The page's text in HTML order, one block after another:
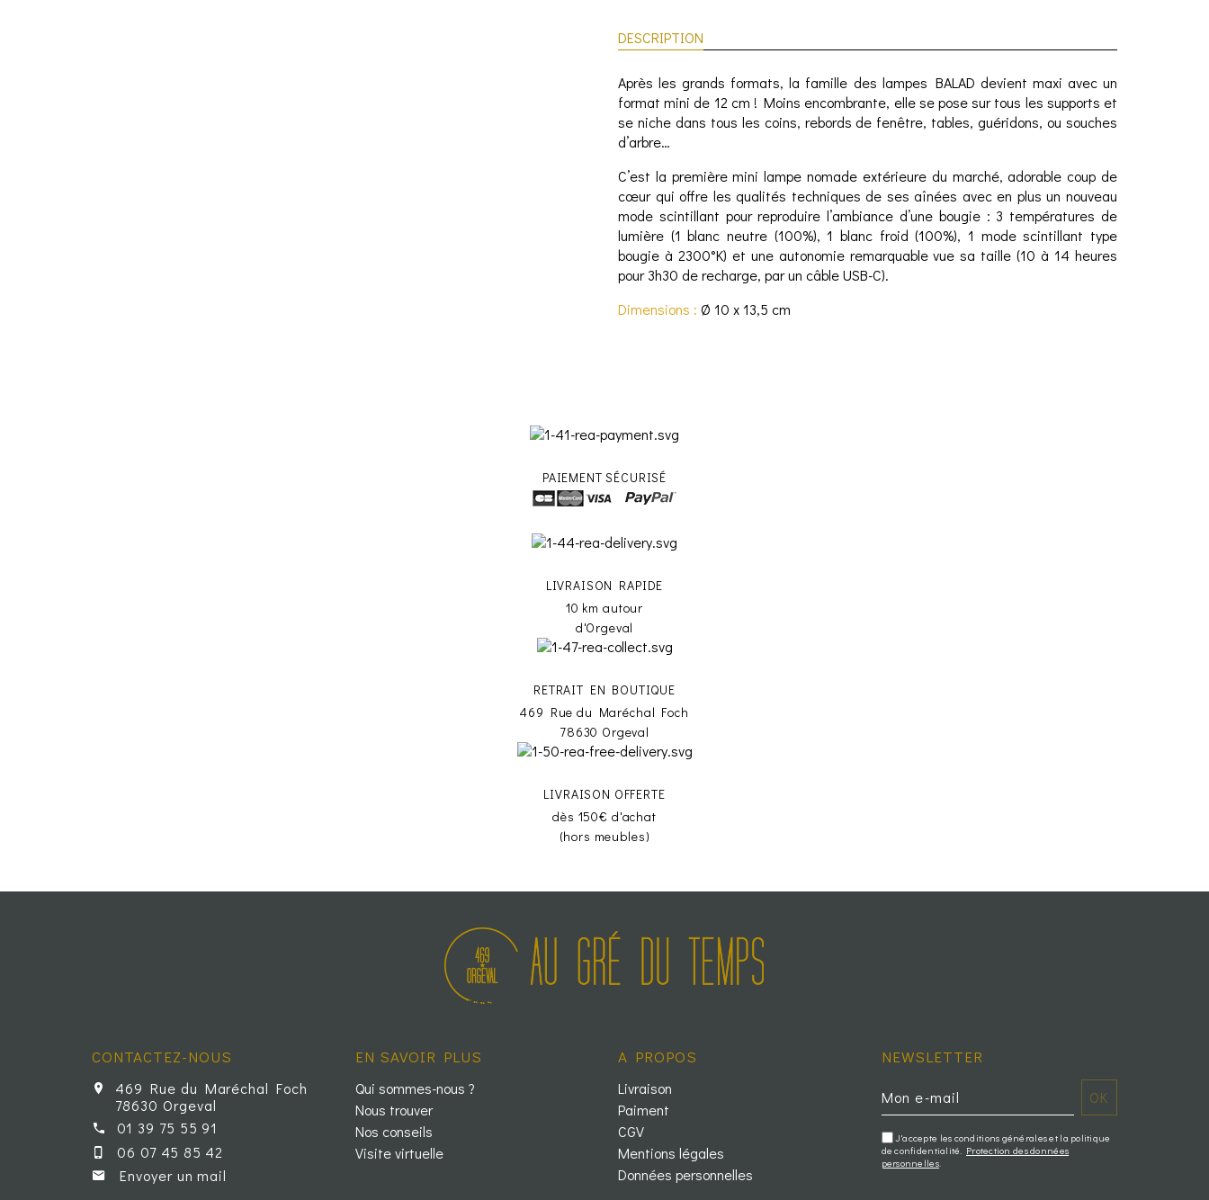
DESCRIPTION
Après les grands formats, la famille des lampes BALAD devient maxi avec un
format mini de 12 cm ! Moins encombrante, elle se pose sur tous les supports et
se niche dans tous les coins, rebords de fenêtre, tables, guéridons, ou souches
d’arbre…
C’est la première mini lampe nomade extérieure du marché, adorable coup de
cœur qui offre les qualités techniques de ses aînées avec en plus un nouveau
mode scintillant pour reproduire l’ambiance d’une bougie : 3 températures de
lumière (1 blanc neutre (100%), 1 blanc froid (100%), 1 mode scintillant type
bougie à 2300°K) et une autonomie remarquable vue sa taille (10 à 14 heures
pour 3h30 de recharge, par un câble USB-C).
Dimensions : Ø 10 x 13,5 cm
PAIEMENT SÉCURISÉ
LIVRAISON RAPIDE
10 km autour
d'Orgeval
RETRAIT EN BOUTIQUE
469 Rue du Maréchal Foch
78630 Orgeval
LIVRAISON OFFERTE
dès 150€ d'achat
(hors meubles)
CONTACTEZ-NOUS
469 Rue du Maréchal Foch
78630 Orgeval
01 39 75 55 91
06 07 45 85 42
Envoyer un mail
EN SAVOIR PLUS
Qui sommes-nous ?
Nous trouver
Nos conseils
Visite virtuelle
A PROPOS
Livraison
Paiment
CGV
Mentions légales
Données personnelles
NEWSLETTER
J'accepte les conditions générales et la politique
de confidentialité. Protection des données
personnelles.